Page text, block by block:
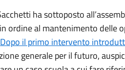
ha sottoposto
ordine al mantenimento delle
Dopo il primo intervento
generale per il futuro,